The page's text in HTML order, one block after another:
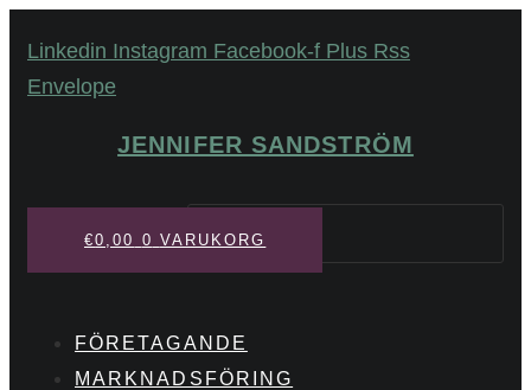
till
innehåll
Linkedin Instagram Facebook-f Plus Rss
Envelope
JENNIFER SANDSTRÖM
Sök
€0,00 0 VARUKORG
FÖRETAGANDE
MARKNADSFÖRING